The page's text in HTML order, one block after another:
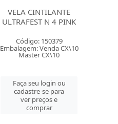
VELA CINTILANTE
ULTRAFEST N 4 PINK
Código: 150379
Embalagem: Venda CX\10
Master CX\10
Faça seu login ou
cadastre-se para
ver preços e
comprar